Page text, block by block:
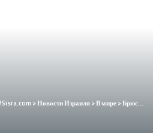
>Новости Израиля>В мире>Брюссель наплевал на европейцев и стал закупать еще больше российского газа (infoBRICS, Китай)